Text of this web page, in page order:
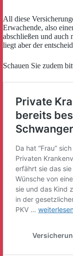
All diese
Erwachende, also
abschließen und auch
liegt aber der
Schauen Sie zudem